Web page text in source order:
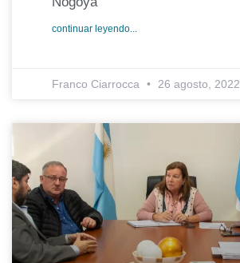
continuar leyendo...
Franco Ciarrocca 26 agosto, 2022